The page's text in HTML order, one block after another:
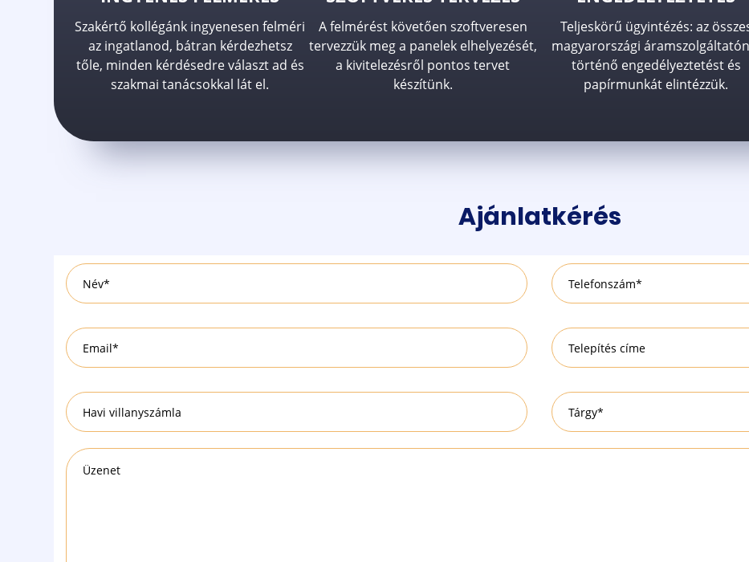
Szakértő kollégánk ingyenesen felméri
az ingatlanod, bátran kérdezhetsz
tőle, minden kérdésedre választ ad és
szakmai tanácsokkal lát el.
A felmérést követően szoftveresen
tervezzük meg a panelek elhelyezését,
a kivitelezésről pontos tervet
készítünk.
Teljeskörű ügyintézés: az
magyarországi
történő engedélyeztetést és
papírmunkát elintézzük.
Ajánlatkérés